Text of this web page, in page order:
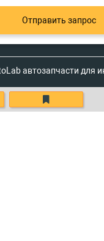
Отправить запрос
автозапчасти для